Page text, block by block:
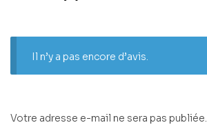
Il n’y a pas encore d’avis.
Votre adresse e-mail ne sera pas publiée.